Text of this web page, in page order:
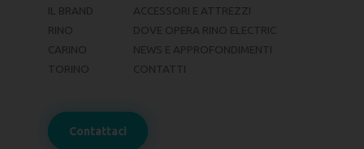
IL BRAND
RINO
CARINO
TORINO
ACCESSORI E ATTREZZI
DOVE OPERA RINO ELECTRIC
NEWS E APPROFONDIMENTI
CONTATTI
Contattaci